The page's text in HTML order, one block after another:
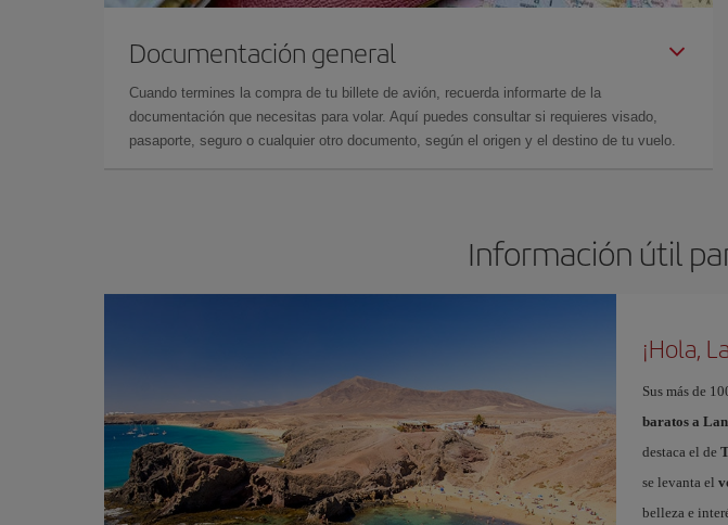
Documentación general
Cuando termines la compra de tu billete de avión, recuerda informarte de la
documentación que necesitas para volar. Aquí puedes consultar si requieres visado,
pasaporte, seguro o cualquier otro documento, según el origen y el destino de tu vuelo.
Información útil
¡Hola,
Sus más de
baratos a
destaca el de
se levanta el
belleza e